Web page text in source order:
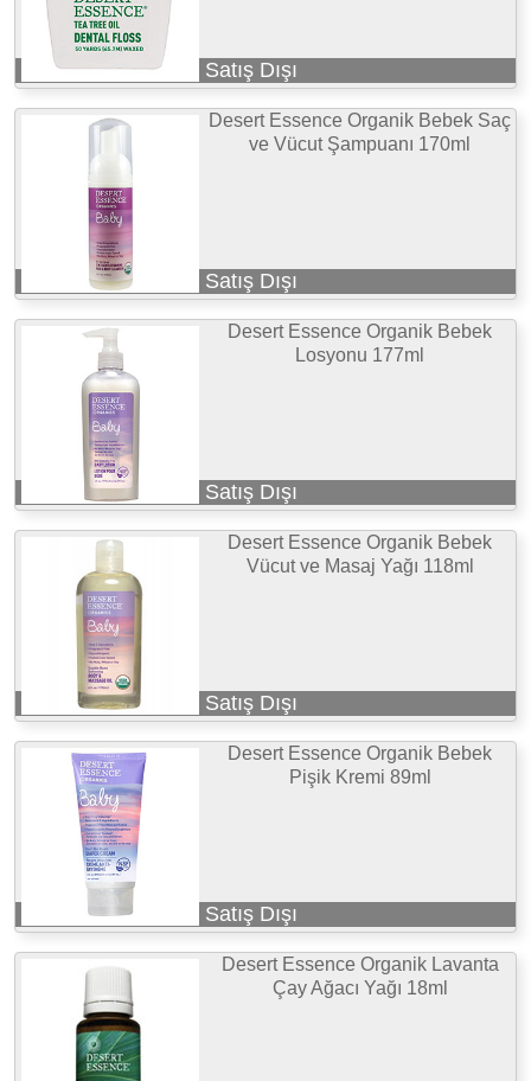
Satış Dışı
Desert Essence Organik Bebek Saç
ve Vücut Şampuanı 170ml
Satış Dışı
Desert Essence Organik Bebek
Losyonu 177ml
Satış Dışı
Desert Essence Organik Bebek
Vücut ve Masaj Yağı 118ml
Satış Dışı
Desert Essence Organik Bebek
Pişik Kremi 89ml
Satış Dışı
Desert Essence Organik Lavanta
Çay Ağacı Yağı 18ml